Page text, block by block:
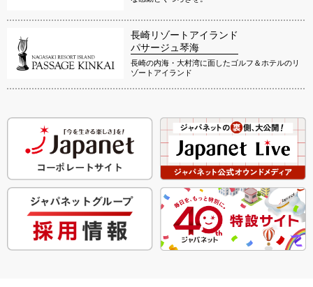
長崎リゾートアイランド
パサージュ琴海
長崎の内海・大村湾に面したゴルフ＆ホテルのリ
ゾートアイランド